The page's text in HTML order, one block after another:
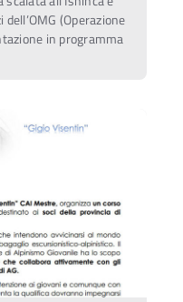
(Operazione
in programma